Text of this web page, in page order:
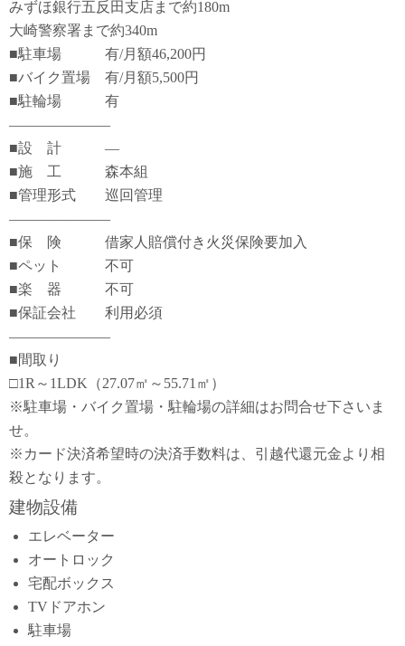
みずほ銀行五反田支店まで約180m
大崎警察署まで約340m
■駐車場 有/月額46,200円
■バイク置場 有/月額5,500円
■駐輪場 有
―――――――
■設 計 ―
■施 工 森本組
■管理形式 巡回管理
―――――――
■保 険 借家人賠償付き火災保険要加入
■ペット 不可
■楽 器 不可
■保証会社 利用必須
―――――――
■間取り
□1R～1LDK（27.07㎡～55.71㎡）
※駐車場・バイク置場・駐輪場の詳細はお問合せ下さいま
せ。
※カード決済希望時の決済手数料は、引越代還元金より相
殺となります。
建物設備
エレベーター
オートロック
宅配ボックス
TVドアホン
駐車場